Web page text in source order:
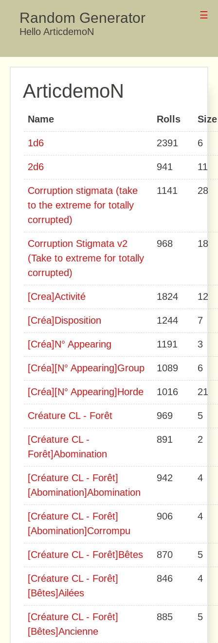
Random Generator
Hello ArticdemoN
☰
ArticdemoN
Name Rolls Size
1d6 2391 6
2d6 941 11
Corruption stigmata (take
to the extreme for totally
corrupted)
1141 28
Corruption Stigmata v2
(Take to extreme for totally
corrupted)
968 18
[Crea]Activité 1824 12
[Créa]Disposition 1244 7
[Créa]N° Appearing 1191 3
[Créa][N° Appearing]Group 1089 6
[Créa][N° Appearing]Horde 1016 21
Créature CL - Forêt 969 5
[Créature CL -
Forêt]Abomination
891 2
[Créature CL - Forêt]
[Abomination]Abomination
942 4
[Créature CL - Forêt]
[Abomination]Corrompu
906 4
[Créature CL - Forêt]Bêtes 870 5
[Créature CL - Forêt]
[Bêtes]Ailées
846 4
[Créature CL - Forêt]
[Bêtes]Ancienne
885 5